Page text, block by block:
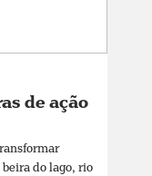
de ação
do lago, rio